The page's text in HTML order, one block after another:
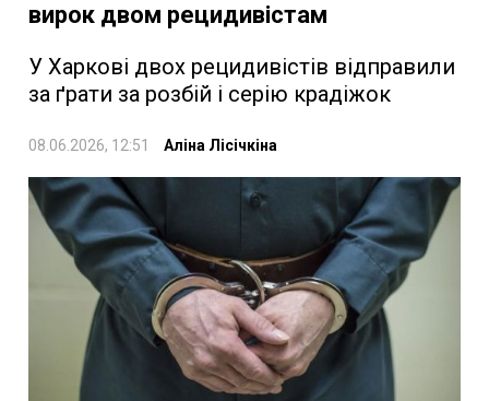
вирок двом рецидивістам
У Харкові двох рецидивістів відправили
за ґрати за розбій і серію крадіжок
08.06.2026, 12:51 Аліна Лісічкіна